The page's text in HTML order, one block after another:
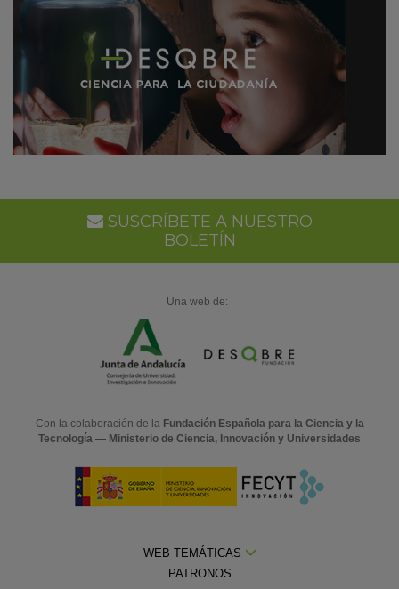
SUSCRÍBETE A NUESTRO
BOLETÍN
Una web de:
Con la colaboración de la Fundación Española para la Ciencia y la
Tecnología — Ministerio de Ciencia, Innovación y Universidades
WEB TEMÁTICAS
PATRONOS